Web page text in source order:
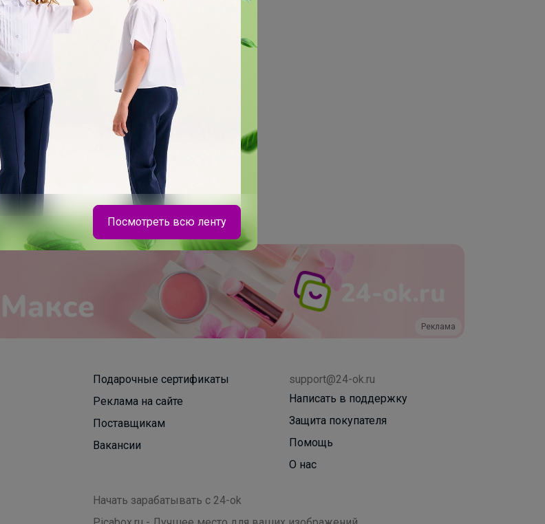
Реклама
Подарочные сертификаты
Реклама на сайте
Поставщикам
Вакансии
support@24-ok.ru
Написать в поддержку
Защита покупателя
Помощь
О нас
Начать зарабатывать с 24-ok
в любой подростковый
цветах
Посмотреть всю ленту